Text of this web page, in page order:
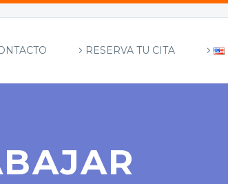
RESERVA TU CITA